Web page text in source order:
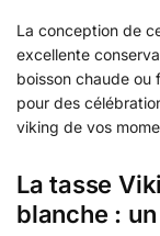
La conception de
excellente
boisson chaude ou
pour des
viking de vos
La tasse
blanche :